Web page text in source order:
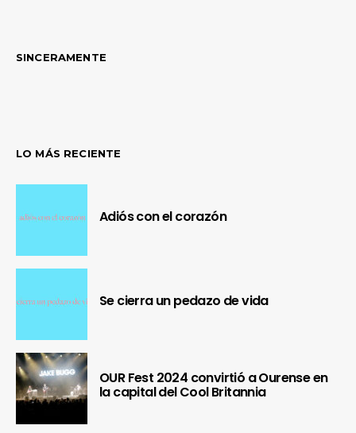
SINCERAMENTE
LO MÁS RECIENTE
Adiós con el corazón
Se cierra un pedazo de vida
OUR Fest 2024 convirtió a Ourense en
la capital del Cool Britannia